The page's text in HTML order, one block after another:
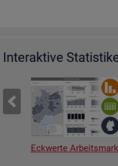
Interaktive
Eckwerte